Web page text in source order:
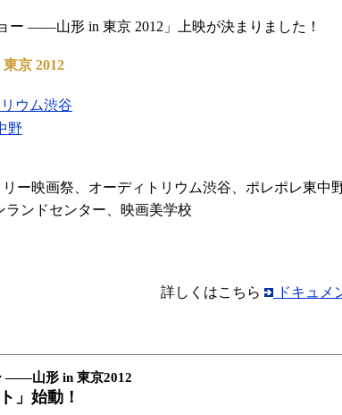
――山形 in 東京 2012」上映が決まりました！
京 2012
ウム渋谷
野
ー映画祭、オーディトリウム渋谷、ポレポレ東中
ランドセンター、映画美学校
詳しくはこちら ドキュメ
――山形 in 東京2012
」始動！